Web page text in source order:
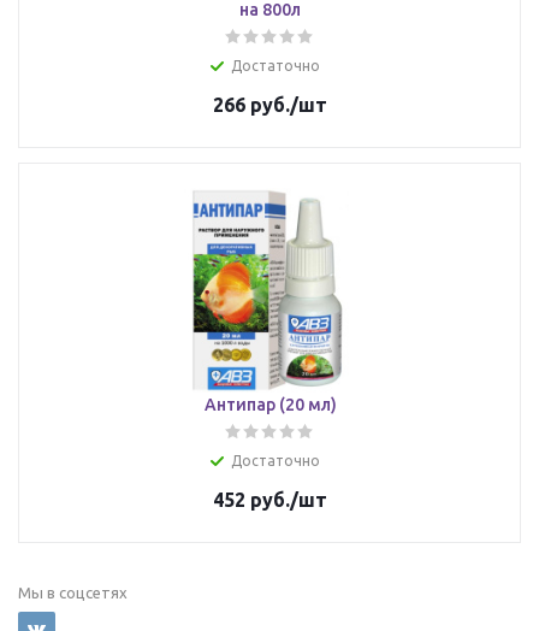
на 800л
Достаточно
266 руб./шт
Антипар (20 мл)
Достаточно
452 руб./шт
Мы в соцсетях